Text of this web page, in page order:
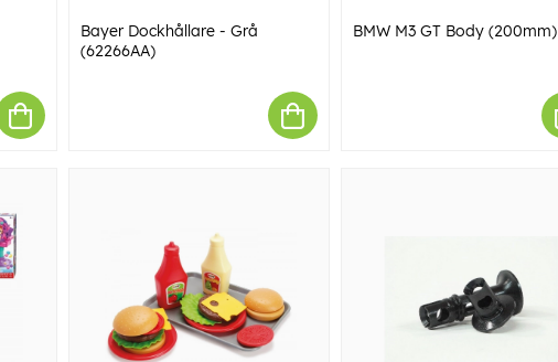
Bayer Dockhållare - Grå
(62266AA)
BMW M3 GT Body (200mm)